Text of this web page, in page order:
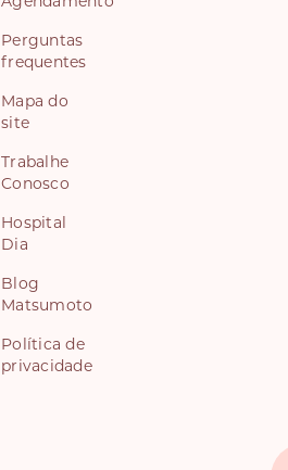
Perguntas
frequentes
Mapa do
site
Trabalhe
Conosco
Hospital
Dia
Blog
Matsumoto
Política de
privacidade